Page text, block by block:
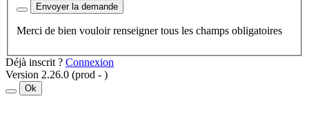
Envoyer la demande
Merci de bien vouloir renseigner tous les champs obligatoires
Déjà inscrit ? Connexion
Version 2.26.0 (prod - )
Ok